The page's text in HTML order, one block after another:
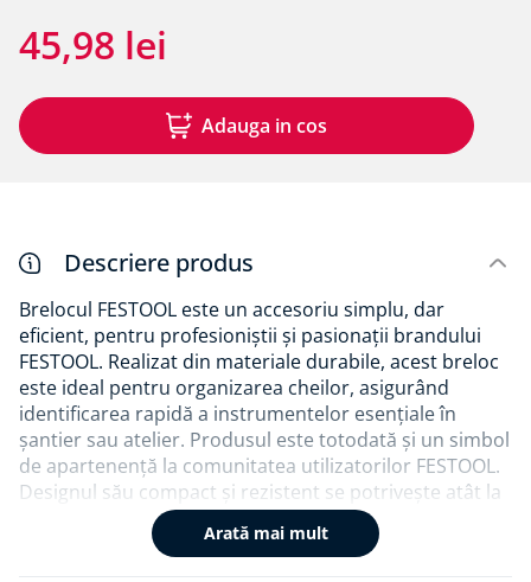
10. diblu cap plastic si cui metalic alpitec
45,98 lei
Adauga in cos
Descriere produs
Brelocul FESTOOL este un accesoriu simplu, dar
eficient, pentru profesioniștii și pasionații brandului
FESTOOL. Realizat din materiale durabile, acest breloc
este ideal pentru organizarea cheilor, asigurând
identificarea rapidă a instrumentelor esențiale în
șantier sau atelier. Produsul este totodată și un simbol
de apartenență la comunitatea utilizatorilor FESTOOL.
Designul său compact și rezistent se potrivește atât la
uz zilnic, cât și ca obiect promoțional sau cadou pentru
colegi și colaboratori din domeniul construcțiilor și
Arată mai mult